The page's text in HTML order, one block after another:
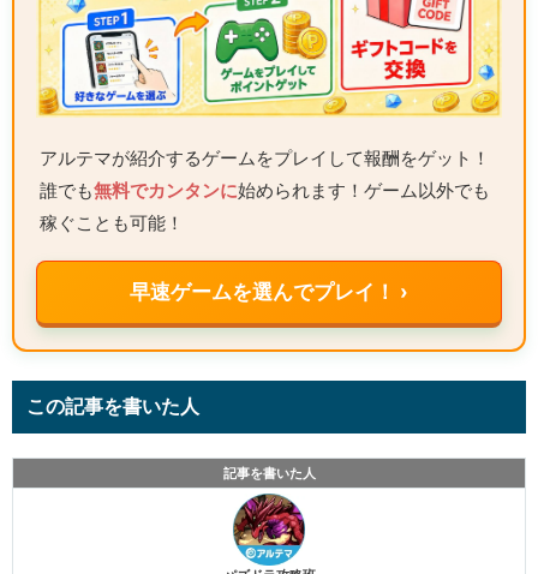
アルテマが紹介するゲームをプレイして報酬をゲット！
誰でも無料でカンタンに始められます！ゲーム以外でも
稼ぐことも可能！
早速ゲームを選んでプレイ！ ›
この記事を書いた人
記事を書いた人